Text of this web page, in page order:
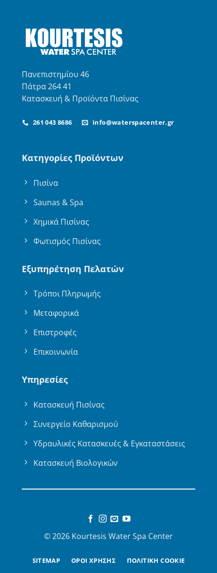
Πανεπιστημίου 46
Πάτρα 264 41
Κατασκευή & Προϊόντα Πισίνας
261 043 8686 info@waterspacenter.gr
Κατηγορίες Προϊόντων
Πισίνα
Saunas & Spa
Χημικά Πισίνας
Φωτισμός Πισίνας
Εξυπηρέτηση Πελατών
Τρόποι Πληρωμής
Μεταφορικά
Επιστροφές
Επικοινωνία
Υπηρεσίες
Κατασκευή Πισίνας
Συνεργείο Καθαρισμού
Υδραυλικές Κατασκευές & Εγκαταστάσεις
Κατασκευή Βιολογικών
© 2026 Kourtesis Water Spa Center
SITEMAP ΟΡΟΙ ΧΡΗΣΗΣ ΠΟΛΙΤΙΚΗ COOKIE